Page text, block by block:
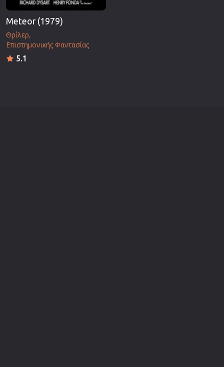
Meteor (1979)
Θρίλερ
Επιστημονικής Φαντασίας
5.1